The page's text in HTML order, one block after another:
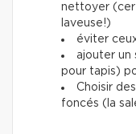
nettoyer
laveuse!)
éviter
ajouter un
pour tapis)
Choisir
foncés (la